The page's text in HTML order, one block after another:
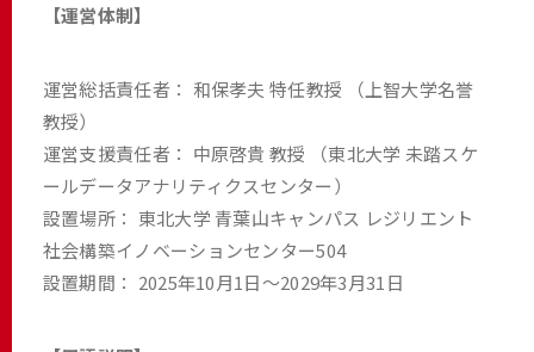
【運営体制】
運営総括責任者： 和保孝夫 特任教授 （上智大学名誉
教授）
運営支援責任者： 中原啓貴 教授 （東北大学 未踏スケ
ールデータアナリティクスセンター）
設置場所： 東北大学 青葉山キャンパス レジリエント
社会構築イノベーションセンター504
設置期間： 2025年10月1日～2029年3月31日